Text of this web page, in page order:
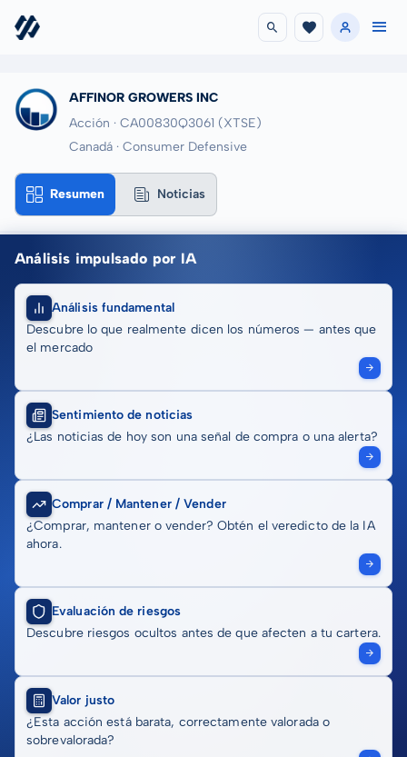
AFFINOR GROWERS INC
Acción · CA00830Q3061 (XTSE)
Canadá · Consumer Defensive
Resumen Noticias
Análisis impulsado por IA
Análisis fundamental
Descubre lo que realmente dicen los números — antes que
el mercado
Sentimiento de noticias
¿Las noticias de hoy son una señal de compra o una alerta?
Comprar / Mantener / Vender
¿Comprar, mantener o vender? Obtén el veredicto de la IA
ahora.
Evaluación de riesgos
Descubre riesgos ocultos antes de que afecten a tu cartera.
Valor justo
¿Esta acción está barata, correctamente valorada o
sobrevalorada?